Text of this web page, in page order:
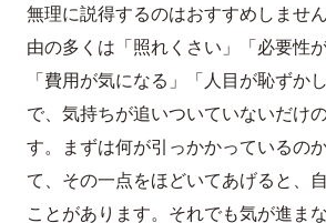
無理に説得するのはおすすめしませ
由の多くは「照れくさい」「必要性
「費用が気になる」「人目が恥ずか
で、気持ちが追いついていないだけ
す。まずは何が引っかかっているの
て、その一点をほどいてあげると、
ことがあります。それでも気が進ま